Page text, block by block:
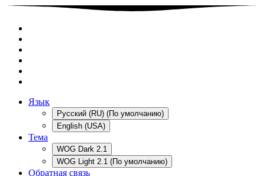
Язык
Русский (RU) (По умолчанию)
English (USA)
Тема
WOG Dark 2.1
WOG Light 2.1 (По умолчанию)
Обратная связь